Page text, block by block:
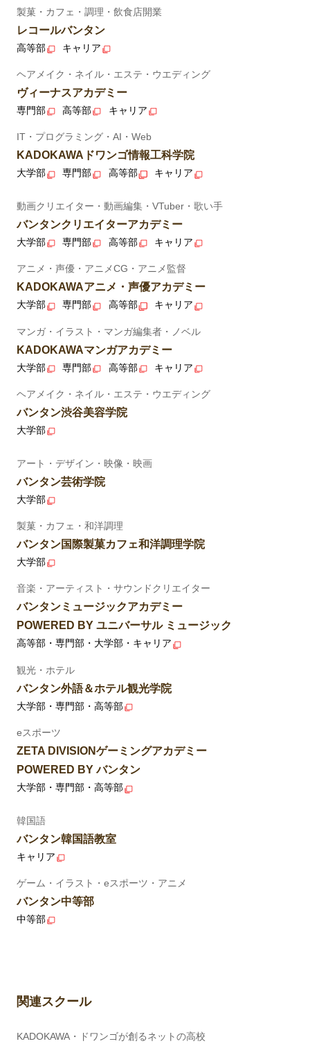
製菓・カフェ・調理・飲食店開業
レコールバンタン
高等部 キャリア
ヘアメイク・ネイル・エステ・ウエディング
ヴィーナスアカデミー
専門部 高等部 キャリア
IT・プログラミング・AI・Web
KADOKAWAドワンゴ情報工科学院
大学部 専門部 高等部 キャリア
動画クリエイター・動画編集・VTuber・歌い手
バンタンクリエイターアカデミー
大学部 専門部 高等部 キャリア
アニメ・声優・アニメCG・アニメ監督
KADOKAWAアニメ・声優アカデミー
大学部 専門部 高等部 キャリア
マンガ・イラスト・マンガ編集者・ノベル
KADOKAWAマンガアカデミー
大学部 専門部 高等部 キャリア
ヘアメイク・ネイル・エステ・ウエディング
バンタン渋谷美容学院
大学部
アート・デザイン・映像・映画
バンタン芸術学院
大学部
製菓・カフェ・和洋調理
バンタン国際製菓カフェ和洋調理学院
大学部
音楽・アーティスト・サウンドクリエイター
バンタンミュージックアカデミー
POWERED BY ユニバーサル ミュージック
高等部・専門部・大学部・キャリア
観光・ホテル
バンタン外語＆ホテル観光学院
大学部・専門部・高等部
eスポーツ
ZETA DIVISIONゲーミングアカデミー
POWERED BY バンタン
大学部・専門部・高等部
韓国語
バンタン韓国語教室
キャリア
ゲーム・イラスト・eスポーツ・アニメ
バンタン中等部
中等部
関連スクール
KADOKAWA・ドワンゴが創るネットの高校